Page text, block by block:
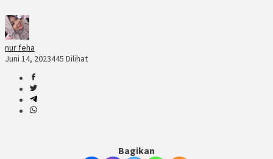
nur feha
Juni 14, 2023445 Dilihat
Bagikan